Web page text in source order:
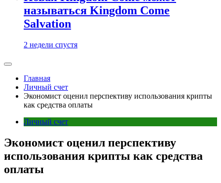
называться Kingdom Come
Salvation
2 недели спустя
Главная
Личный счет
Экономист оценил перспективу использования крипты
как средства оплаты
Личный счет
Экономист оценил перспективу
использования крипты как средства
оплаты